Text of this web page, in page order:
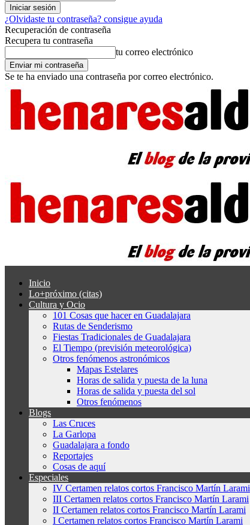
¿Olvidaste tu contraseña? consigue ayuda
Recuperación de contraseña
Recupera tu contraseña
tu correo electrónico
Se te ha enviado una contraseña por correo electrónico.
Inicio
Lo+próximo (citas)
Cultura y Ocio
101 Cosas que hacer en Guadalajara
Rutas de Senderismo
Fiestas Tradicionales de Guadalajara
El Tiempo (previsión meteorológica)
Otros fenómenos astronómicos
Mapas Estelares
Horas de salida y puesta de la luna
Horas de salida y puesta del sol
Otros fenómenos
Blogs
Las Cruces
La Garlopa
Guadalajara a fondo
Reportajes
Cosas de aquí
Especiales
IV Certamen relatos cortos Francisco Martín Larami
III Certamen relatos cortos Francisco Martín Larami
II Certamen relatos cortos Francisco Martín Larami
I Certamen relatos cortos Francisco Martín Larami